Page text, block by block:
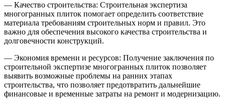
— Качество строительства: Строительная экспертиза
многогранных плиток помогает определить соответствие
материала требованиям строительных норм и правил. Это
важно для обеспечения высокого качества строительства и
долговечности конструкций.
— Экономия времени и ресурсов: Получение заключения по
строительной экспертизе многогранных плиток позволяет
выявить возможные проблемы на ранних этапах
строительства, что позволяет предотвратить дальнейшие
финансовые и временные затраты на ремонт и модернизацию.